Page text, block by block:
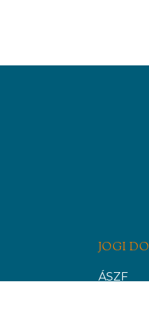
JOGI
ÁSZF